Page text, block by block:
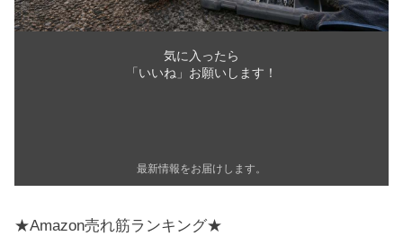
気に入ったら
「いいね」お願いします！
最新情報をお届けします。
★Amazon売れ筋ランキング★